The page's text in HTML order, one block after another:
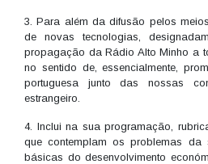
3. Para além da difusão pelos
de novas tecnologias,
propagação da Rádio Alto Minho a
no sentido de, essencialmente,
portuguesa junto das nossas
estrangeiro.
4. Inclui na sua programação,
que contemplam os problemas da
básicas do desenvolvimento